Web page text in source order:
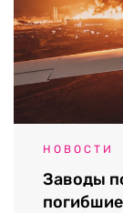
НОВОСТИ
Заводы